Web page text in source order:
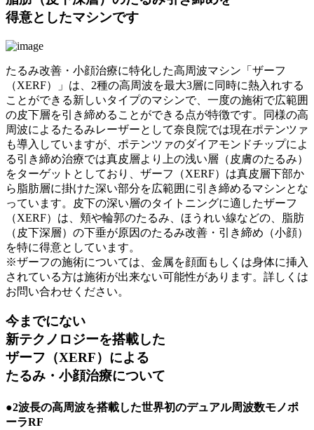
得意としたマシンです
たるみ改善・小顔治療に特化した高周波マシン「ザーフ
（XERF）」は、2種の高周波を最大3層に同時に熱入れする
ことができる新しいタイプのマシンで、一度の施術で広範囲
の皮下層を引き締めることができる点が特徴です。同様の高
周波によるたるみレーザーとして奈良院では現在ポテンツァ
も導入していますが、ポテンツァのダイアモンドチップによ
る引き締め治療では真皮層より上の浅い層（皮膚のたるみ）
をターゲットとしており、ザーフ（XERF）は真皮層下部か
ら脂肪層に掛けた深い部分を広範囲に引き締めるマシンとな
っています。皮下の深い層のタイトニングに適したザーフ
（XERF）は、頬や輪郭のたるみ、ほうれい線などの、脂肪
（皮下深層）の下垂が原因のたるみ改善・引き締め（小顔）
を特に得意としています。
※ザーフの施術については、金属を顔面もしくは身体に挿入
されている方は施術が出来ない可能性があります。詳しくは
お問い合わせください。
今までにない
新テクノロジーを搭載した
ザーフ（XERF）による
たるみ・小顔治療について
●2波長の高周波を搭載した世界初のデュアル周波数モノポ
ーラRF